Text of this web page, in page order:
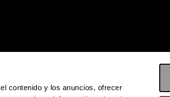
contenido y los anuncios, ofrecer